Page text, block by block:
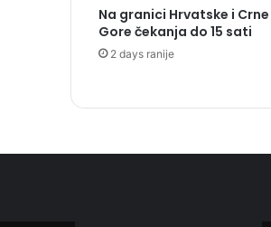
Na granici Hrvatske i Crne
Gore čekanja do 15 sati
2 days ranije